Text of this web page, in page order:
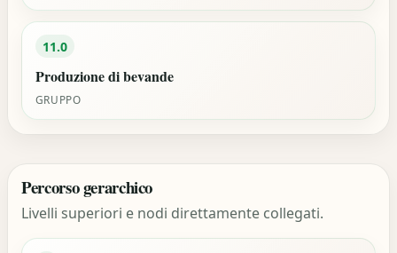
11.0
Produzione di bevande
GRUPPO
Percorso gerarchico
Livelli superiori e nodi direttamente collegati.